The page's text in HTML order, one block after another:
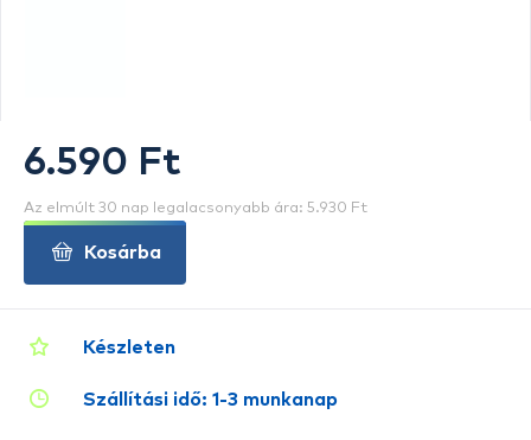
Készleten
Szállítási idő: 1-3 munkanap
6.590 Ft
Az elmúlt 30 nap legalacsonyabb ára: 5.930 Ft
Kosárba